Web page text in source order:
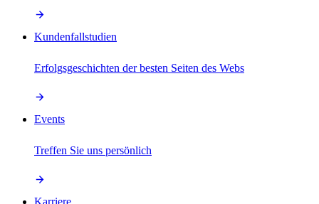
Kundenfallstudien
Erfolgsgeschichten der besten Seiten des Webs
Events
Treffen Sie uns persönlich
Karriere